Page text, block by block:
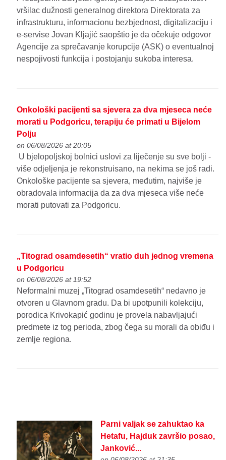
vršilac dužnosti generalnog direktora Direktorata za
infrastrukturu, informacionu bezbjednost, digitalizaciju i
e-servise Jovan Kljajić saopštio je da očekuje odgovor
Agencije za sprečavanje korupcije (ASK) o eventualnoj
nespojivosti funkcija i postojanju sukoba interesa.
Onkološki pacijenti sa sjevera za dva mjeseca neće
morati u Podgoricu, terapiju će primati u Bijelom
Polju
on 06/08/2026 at 20:05
U bjelopoljskoj bolnici uslovi za liječenje su sve bolji -
više odjeljenja je rekonstruisano, na nekima se još radi.
Onkološke pacijente sa sjevera, međutim, najviše je
obradovala informacija da za dva mjeseca više neće
morati putovati za Podgoricu.
„Titograd osamdesetih“ vratio duh jednog vremena
u Podgoricu
on 06/08/2026 at 19:52
Neformalni muzej „Titograd osamdesetih“ nedavno je
otvoren u Glavnom gradu. Da bi upotpunili kolekciju,
porodica Krivokapić godinu je provela nabavljajući
predmete iz tog perioda, zbog čega su morali da obiđu i
zemlje regiona.
Parni valjak se zahuktao ka
Hetafu, Hajduk završio posao,
Janković...